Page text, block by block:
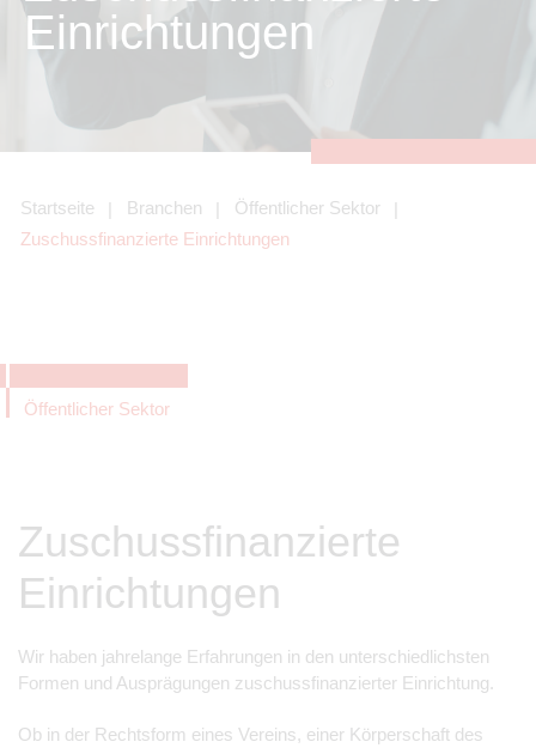
Einrichtungen
Startseite Branchen
Öffentlicher Sektor
Zuschussfinanzierte Einrichtungen
Öffentlicher Sektor
Zuschussfinanzierte
Einrichtungen
Wir haben jahrelange Erfahrungen in den unterschiedlichsten
Formen und Ausprägungen zuschussfinanzierter Einrichtung.
Ob in der Rechtsform eines Vereins, einer Körperschaft des
zu sichern.
Tracking- und Targeting-Cookies
zu optimieren. Hierzu gehört eine
Angebotes einschließlich der
Angeboten von z.B. Facebook und
LinkedIn.